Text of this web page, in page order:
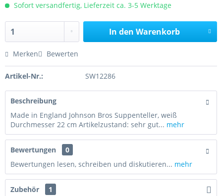
Sofort versandfertig, Lieferzeit ca. 3-5 Werktage
In den Warenkorb
Merken Bewerten
Artikel-Nr.: SW12286
Beschreibung
Made in England Johnson Bros Suppenteller, weiß
Durchmesser 22 cm Artikelzustand: sehr gut... mehr
Bewertungen
0
Bewertungen lesen, schreiben und diskutieren... mehr
Zubehör 1